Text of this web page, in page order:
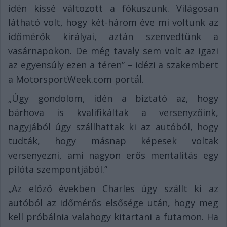
idén kissé változott a fókuszunk. Világosan
látható volt, hogy két-három éve mi voltunk az
időmérők királyai, aztán szenvedtünk a
vasárnapokon. De még tavaly sem volt az igazi
az egyensúly ezen a téren” – idézi a szakembert
a MotorsportWeek.com portál.
„Úgy gondolom, idén a biztató az, hogy
bárhova is kvalifikáltak a versenyzőink,
nagyjából úgy szállhattak ki az autóból, hogy
tudták, hogy másnap képesek voltak
versenyezni, ami nagyon erős mentalitás egy
pilóta szempontjából.”
„Az előző években Charles úgy szállt ki az
autóból az időmérős elsősége után, hogy meg
kell próbálnia valahogy kitartani a futamon. Ha